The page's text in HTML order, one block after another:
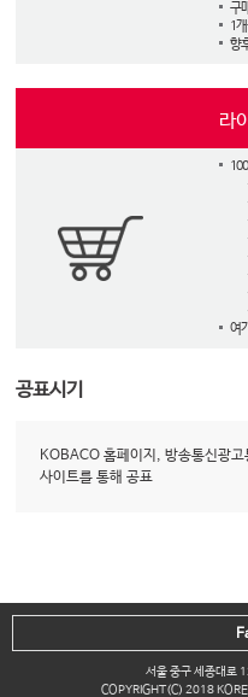
구
1
향
라
여
공표시기
KOBACO 홈페이지, 방송통신광
사이트를 통해 공표
서울 중구 세종대
COPYRIGHT(C) 2018